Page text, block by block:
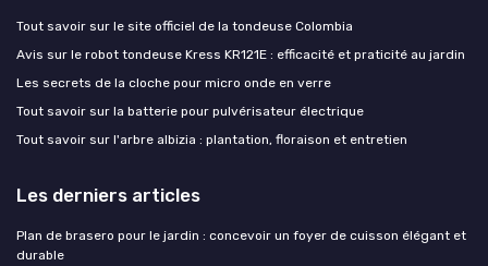
Tout savoir sur le site officiel de la tondeuse Colombia
Avis sur le robot tondeuse Kress KR121E : efficacité et praticité au jardin
Les secrets de la cloche pour micro onde en verre
Tout savoir sur la batterie pour pulvérisateur électrique
Tout savoir sur l'arbre albizia : plantation, floraison et entretien
Les derniers articles
Plan de brasero pour le jardin : concevoir un foyer de cuisson élégant et
durable